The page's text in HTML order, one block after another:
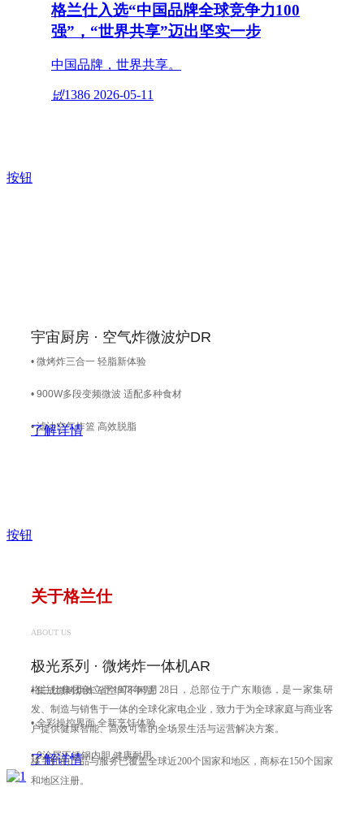
按钮
按钮
格兰仕入选“中国品牌全球竞争力100
强”，“世界共享”迈出坚实一步
中国品牌，世界共享。
넶1386 2026-05-11
宇宙厨房 · 空气炸微波炉DR
• 微烤炸三合一 轻脂新体验
• 900W多段变频微波 适配多种食材
• 滤油空气炸篮 高效脱脂
了解详情
极光系列 · 微烤炸一体机AR
• 集成微烤烘炸 省空间不闲置
• 全彩操控界面 全新烹饪体验
• 0涂层不锈钢内胆 健康耐用
了解详情
关于格兰仕
ABOUT US
格兰仕集团创立于1978年9月28日，总部位于广东顺德，是一家集研
发、制造与销售于一体的全球化家电企业，致力于为全球家庭与商业客
户提供健康智能、高效可靠的全场景生活与运营解决方案。
格兰仕的产品与服务已覆盖全球近200个国家和地区，商标在150个国家
和地区注册。